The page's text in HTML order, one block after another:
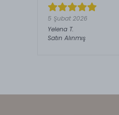
5 Şubat 2026
Yelena T.
Satın Alınmış